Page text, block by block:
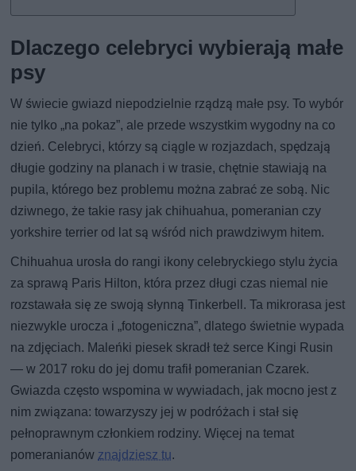
Dlaczego celebryci wybierają małe
psy
W świecie gwiazd niepodzielnie rządzą małe psy. To wybór
nie tylko „na pokaz”, ale przede wszystkim wygodny na co
dzień. Celebryci, którzy są ciągle w rozjazdach, spędzają
długie godziny na planach i w trasie, chętnie stawiają na
pupila, którego bez problemu można zabrać ze sobą. Nic
dziwnego, że takie rasy jak chihuahua, pomeranian czy
yorkshire terrier od lat są wśród nich prawdziwym hitem.
Chihuahua urosła do rangi ikony celebryckiego stylu życia
za sprawą Paris Hilton, która przez długi czas niemal nie
rozstawała się ze swoją słynną Tinkerbell. Ta mikrorasa jest
niezwykle urocza i „fotogeniczna”, dlatego świetnie wypada
na zdjęciach. Maleńki piesek skradł też serce Kingi Rusin
— w 2017 roku do jej domu trafił pomeranian Czarek.
Gwiazda często wspomina w wywiadach, jak mocno jest z
nim związana: towarzyszy jej w podróżach i stał się
pełnoprawnym członkiem rodziny. Więcej na temat
pomeranianów znajdziesz tu.